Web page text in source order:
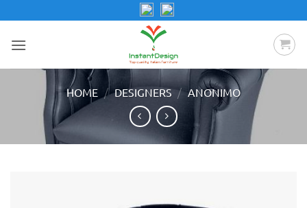
ai
contenuti
HOME / DESIGNERS / ANONIMO